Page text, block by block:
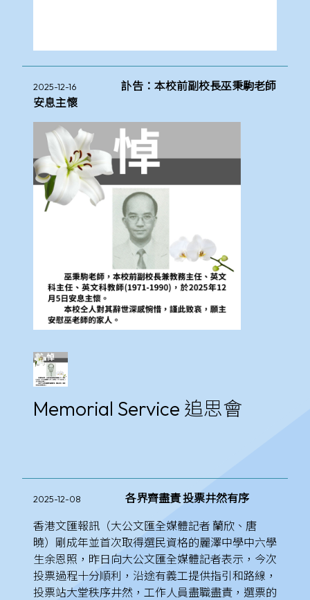
2025-12-16
訃告：本校前副校長巫秉駒老師
安息主懷
Memorial Service 追思會
2025-12-08
各界齊盡責 投票井然有序
香港文匯報訊（大公文匯全媒體記者 蘭欣、唐
曉）剛成年並首次取得選民資格的麗澤中學中六學
生余恩照，昨日向大公文匯全媒體記者表示，今次
投票過程十分順利，沿途有義工提供指引和路線，
投票站大堂秩序井然，工作人員盡職盡責，選票的